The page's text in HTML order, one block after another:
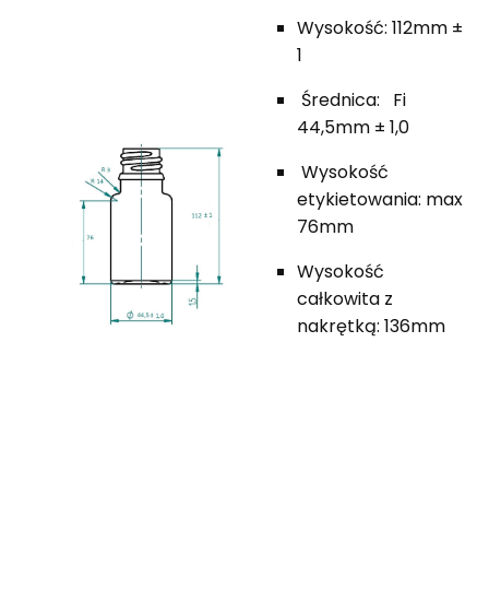
Wysokość: 112mm ±
1
Średnica: Fi
44,5mm ± 1,0
Wysokość
etykietowania: max
76mm
Wysokość
całkowita z
nakrętką: 136mm